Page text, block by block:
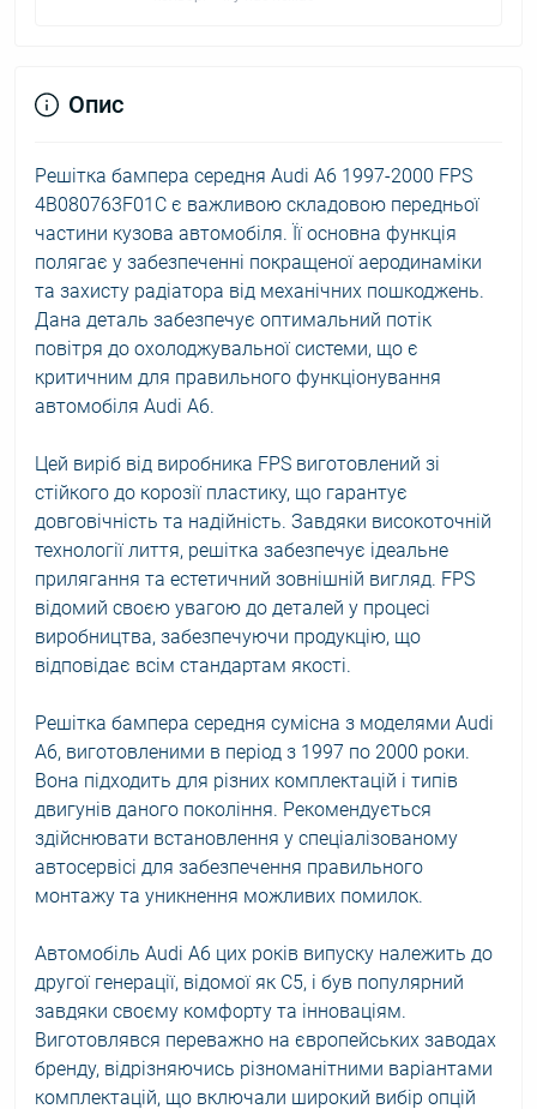
Опис
Решітка бампера середня Audi A6 1997-2000 FPS
4B080763F01C є важливою складовою передньої
частини кузова автомобіля. Її основна функція
полягає у забезпеченні покращеної аеродинаміки
та захисту радіатора від механічних пошкоджень.
Дана деталь забезпечує оптимальний потік
повітря до охолоджувальної системи, що є
критичним для правильного функціонування
автомобіля Audi A6.
Цей виріб від виробника FPS виготовлений зі
стійкого до корозії пластику, що гарантує
довговічність та надійність. Завдяки високоточній
технології лиття, решітка забезпечує ідеальне
прилягання та естетичний зовнішній вигляд. FPS
відомий своєю увагою до деталей у процесі
виробництва, забезпечуючи продукцію, що
відповідає всім стандартам якості.
Решітка бампера середня сумісна з моделями Audi
A6, виготовленими в період з 1997 по 2000 роки.
Вона підходить для різних комплектацій і типів
двигунів даного покоління. Рекомендується
здійснювати встановлення у спеціалізованому
автосервісі для забезпечення правильного
монтажу та уникнення можливих помилок.
Автомобіль Audi A6 цих років випуску належить до
другої генерації, відомої як C5, і був популярний
завдяки своєму комфорту та інноваціям.
Виготовлявся переважно на європейських заводах
бренду, відрізняючись різноманітними варіантами
комплектацій, що включали широкий вибір опцій